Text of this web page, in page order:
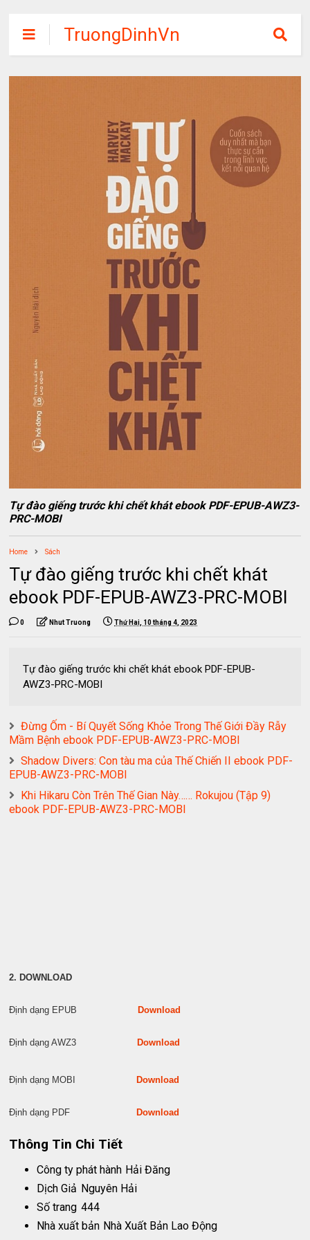
TruongDinhVn
Chia sẽ ebook,
các khóa học,
tập miễn phí
Tự đào giếng trước khi chết khát ebook PDF-EPUB-AWZ3-
PRC-MOBI
Home Sách
Tự đào giếng trước khi chết khát
ebook PDF-EPUB-AWZ3-PRC-MOBI
0 Nhut Truong Thứ Hai, 10 tháng 4, 2023
Tự đào giếng trước khi chết khát ebook PDF-EPUB-
AWZ3-PRC-MOBI
Đừng Ốm - Bí Quyết Sống Khỏe Trong Thế Giới Đầy Rẫy
Mầm Bệnh ebook PDF-EPUB-AWZ3-PRC-MOBI
Shadow Divers: Con tàu ma của Thế Chiến II ebook PDF-
EPUB-AWZ3-PRC-MOBI
Khi Hikaru Còn Trên Thế Gian Này…… Rokujou (Tập 9)
ebook PDF-EPUB-AWZ3-PRC-MOBI
2. DOWNLOAD
Định dạng EPUB Download
Định dạng AWZ3 Download
Định dạng MOBI Download
Định dạng PDF Download
Thông Tin Chi Tiết
Công ty phát hành Hải Đăng
Dịch Giả Nguyên Hải
Số trang 444
Nhà xuất bản Nhà Xuất Bản Lao Động